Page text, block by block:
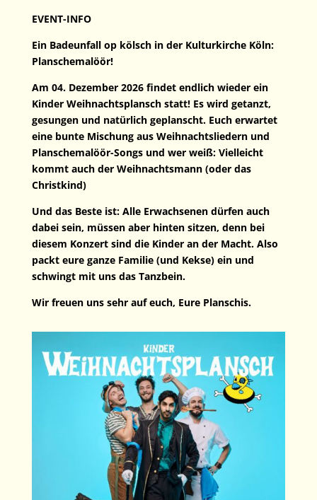
EVENT-INFO
Ein Badeunfall op kölsch in der Kulturkirche Köln:
Planschemalöör!
Am 04. Dezember 2026 findet endlich wieder ein
Kinder Weihnachtsplansch statt! Es wird getanzt,
gesungen und natürlich geplanscht. Euch erwartet
eine bunte Mischung aus Weihnachtsliedern und
Planschemalöör-Songs und wer weiß: Vielleicht
kommt auch der Weihnachtsmann (oder das
Christkind)
Und das Beste ist: Alle Erwachsenen dürfen auch
dabei sein, müssen aber hinten sitzen, denn bei
diesem Konzert sind die Kinder an der Macht. Also
packt eure ganze Familie (und Kekse) ein und
schwingt mit uns das Tanzbein.
Wir freuen uns sehr auf euch, Eure Planschis.